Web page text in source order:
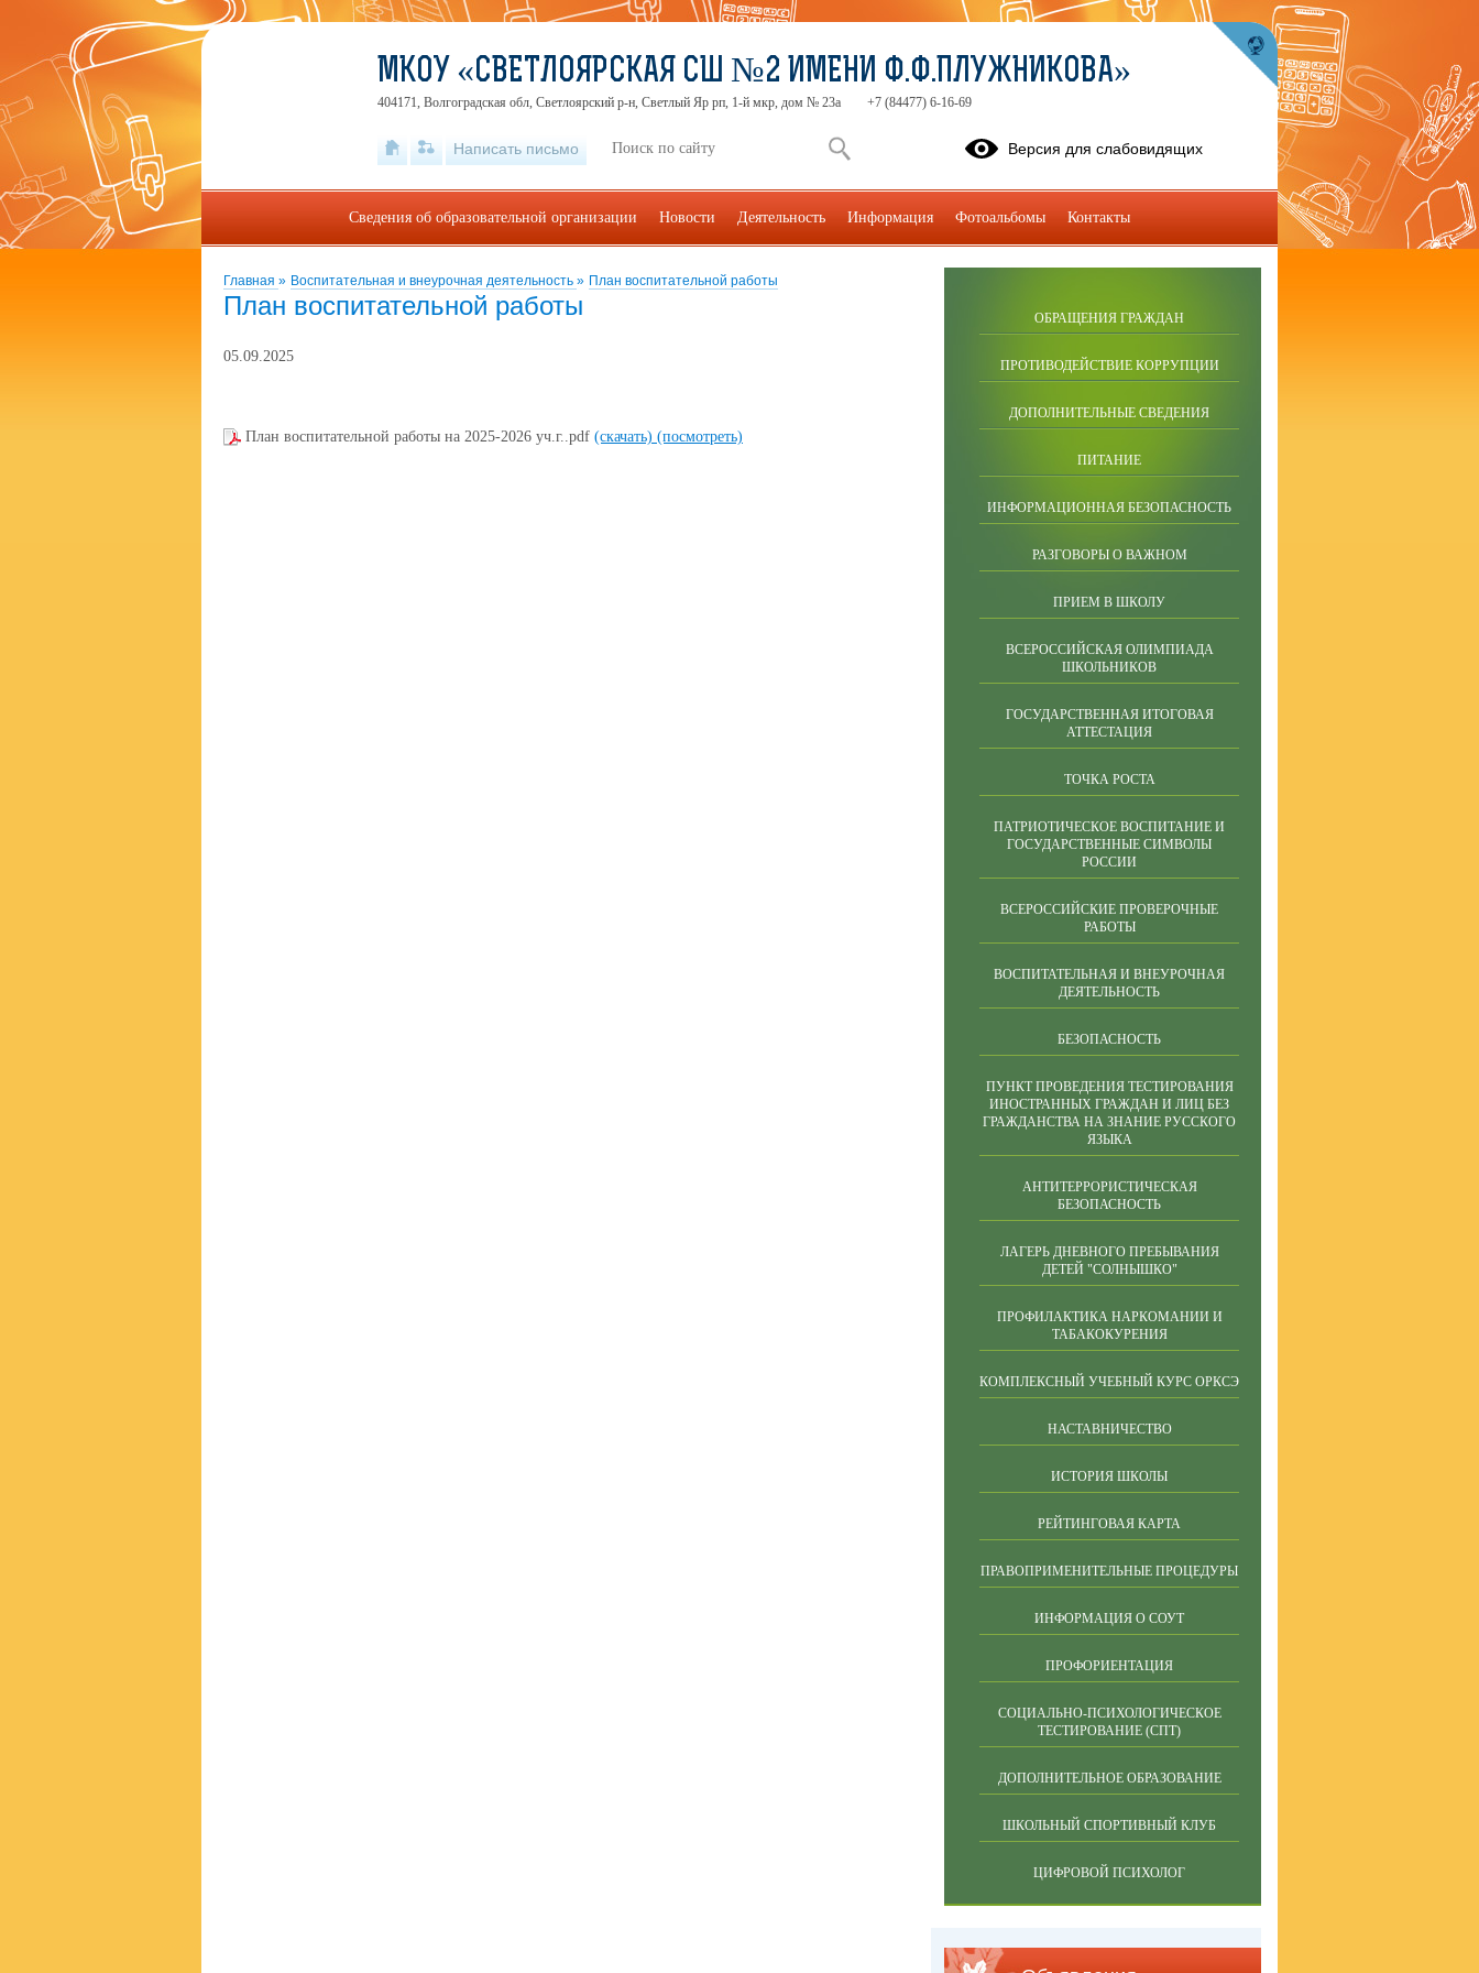
Главная » Воспитательная и внеурочная деятельность » План воспитательной работы
План воспитательной работы
05.09.2025
План воспитательной работы на 2025-2026 уч.г..pdf (скачать) (посмотреть)
ОБРАЩЕНИЯ ГРАЖДАН
ПРОТИВОДЕЙСТВИЕ КОРРУПЦИИ
ДОПОЛНИТЕЛЬНЫЕ СВЕДЕНИЯ
ПИТАНИЕ
ИНФОРМАЦИОННАЯ БЕЗОПАСНОСТЬ
РАЗГОВОРЫ О ВАЖНОМ
ПРИЕМ В ШКОЛУ
ВСЕРОССИЙСКАЯ ОЛИМПИАДА
ШКОЛЬНИКОВ
ГОСУДАРСТВЕННАЯ ИТОГОВАЯ
АТТЕСТАЦИЯ
ТОЧКА РОСТА
ПАТРИОТИЧЕСКОЕ ВОСПИТАНИЕ И
ГОСУДАРСТВЕННЫЕ СИМВОЛЫ
РОССИИ
ВСЕРОССИЙСКИЕ ПРОВЕРОЧНЫЕ
РАБОТЫ
ВОСПИТАТЕЛЬНАЯ И ВНЕУРОЧНАЯ
ДЕЯТЕЛЬНОСТЬ
БЕЗОПАСНОСТЬ
ПУНКТ ПРОВЕДЕНИЯ ТЕСТИРОВАНИЯ
ИНОСТРАННЫХ ГРАЖДАН И ЛИЦ БЕЗ
ГРАЖДАНСТВА НА ЗНАНИЕ РУССКОГО
ЯЗЫКА
АНТИТЕРРОРИСТИЧЕСКАЯ
БЕЗОПАСНОСТЬ
ЛАГЕРЬ ДНЕВНОГО ПРЕБЫВАНИЯ
ДЕТЕЙ "СОЛНЫШКО"
ПРОФИЛАКТИКА НАРКОМАНИИ И
ТАБАКОКУРЕНИЯ
КОМПЛЕКСНЫЙ УЧЕБНЫЙ КУРС ОРКСЭ
НАСТАВНИЧЕСТВО
ИСТОРИЯ ШКОЛЫ
РЕЙТИНГОВАЯ КАРТА
ПРАВОПРИМЕНИТЕЛЬНЫЕ ПРОЦЕДУРЫ
ИНФОРМАЦИЯ О СОУТ
ПРОФОРИЕНТАЦИЯ
СОЦИАЛЬНО-ПСИХОЛОГИЧЕСКОЕ
ТЕСТИРОВАНИЕ (СПТ)
ДОПОЛНИТЕЛЬНОЕ ОБРАЗОВАНИЕ
ШКОЛЬНЫЙ СПОРТИВНЫЙ КЛУБ
ЦИФРОВОЙ ПСИХОЛОГ
МКОУ «СВЕТЛОЯРСКАЯ СШ №2 ИМЕНИ Ф.Ф.ПЛУЖНИКОВА»
404171, Волгоградская обл, Светлоярский р-н, Светлый Яр рп, 1-й мкр, дом № 23а +7 (84477) 6-16-69
Написать письмо Версия для слабовидящих
Сведения об образовательной организации Новости Деятельность Информация Фотоальбомы Контакты